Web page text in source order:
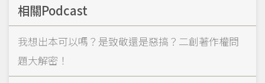
相關Podcast
我想出本可以嗎？是致敬還是惡搞？二創著作權問
題大解密！